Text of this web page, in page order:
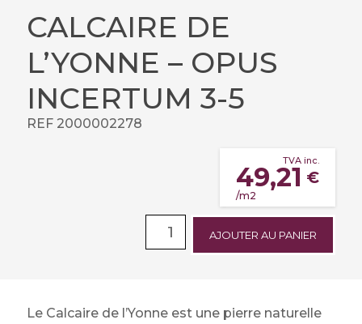
CALCAIRE DE
L’YONNE – OPUS
INCERTUM 3-5
REF 2000002278
49,21 €
TVA inc.
/m2
AJOUTER AU PANIER
Le Calcaire de l’Yonne est une pierre naturelle